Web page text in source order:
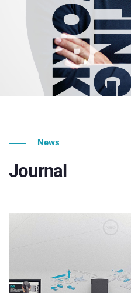
News
Journal